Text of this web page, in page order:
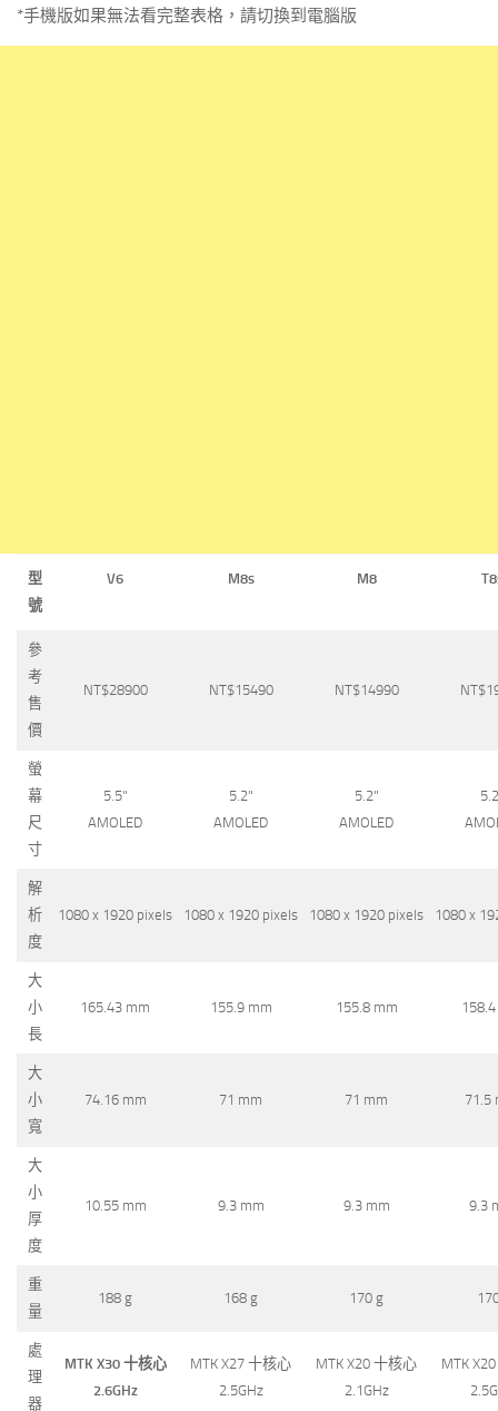
*手機版如果無法看完整表格，請切換到電腦版
型
號
V6 M8s M8
參
考
售
價
NT$28900 NT$15490 NT$14990
螢
幕
尺
寸
5.5"
AMOLED
5.2"
AMOLED
5.2"
AMOLED
解
析
度
1080 x 1920 pixels 1080 x 1920 pixels 1080 x 1920 pixels 1080 x
大
小
長
165.43 mm 155.9 mm 155.8 mm
大
小
寬
74.16 mm 71 mm 71 mm 71.5
大
小
厚
度
10.55 mm 9.3 mm 9.3 mm 9.3
重
量
188 g 168 g 170 g
處
理
器
MTK X30 十核心
2.6GHz
MTK X27 十核心
2.5GHz
MTK X20 十核心
2.1GHz
MTK